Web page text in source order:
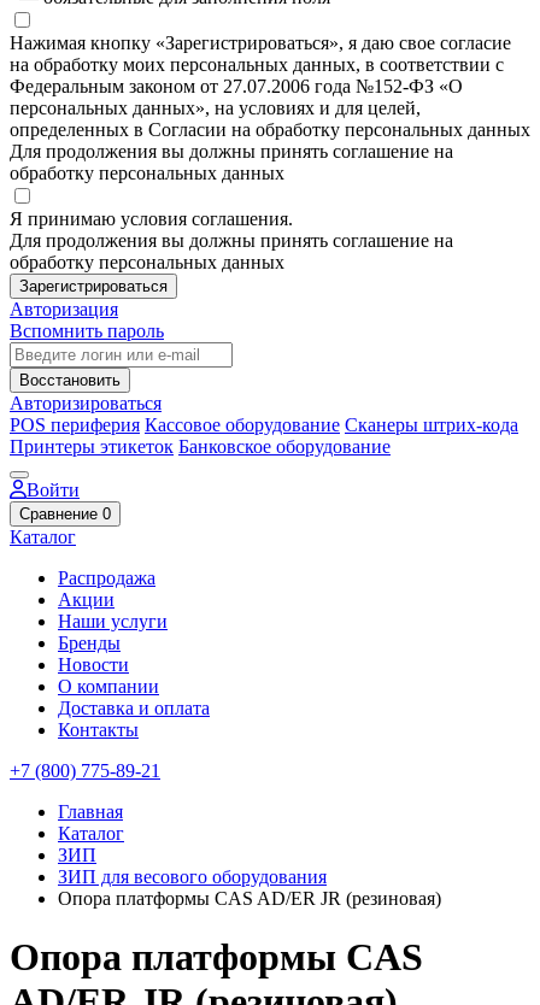
Нажимая кнопку «Зарегистрироваться», я даю свое согласие
на обработку моих персональных данных, в соответствии с
Федеральным законом от 27.07.2006 года №152-ФЗ «О
персональных данных», на условиях и для целей,
определенных в Согласии на обработку персональных данных
Для продолжения вы должны принять соглашение на
обработку персональных данных
Я принимаю условия соглашения.
Для продолжения вы должны принять соглашение на
обработку персональных данных
Зарегистрироваться
Авторизация
Вспомнить пароль
Восстановить
Авторизироваться
POS периферия Кассовое оборудование Сканеры штрих-кода
Принтеры этикеток Банковское оборудование
Войти
Сравнение 0
Каталог
Распродажа
Акции
Наши услуги
Бренды
Новости
О компании
Доставка и оплата
Контакты
+7 (800) 775-89-21
Главная
Каталог
ЗИП
ЗИП для весового оборудования
Опора платформы CAS AD/ER JR (резиновая)
Опора платформы CAS